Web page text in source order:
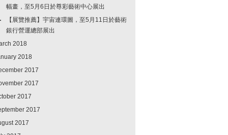
幅畫，至5月6日於尊彩藝術中心展出
【展覽推薦】宇宙連環圖，至5月11日於藝術
銀行營運總部展出
2018
2018
2017
2017
2017
2017
2017